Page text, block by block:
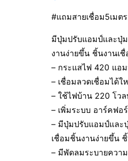
#แถมสายเชื่อม5เมตร
มีปุ่มปรับแอมป์และปุ่ม
งานง่ายขึ้น ชิ้นงานเ
– กระแสไฟ 420 แอ
– เชื่อมลวดเชื่อมได้
– ใช้ไฟบ้าน 220 โว
– เพิ่มระบบ อาร์คฟ
– มีปุ่มปรับแอมป์และ
เชื่อมชิ้นงานง่ายขึ้น
– มีพัดลมระบายควา